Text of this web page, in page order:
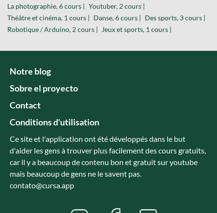
La photographie, 6 cours | Youtuber, 2 cours |
Théâtre et cinéma, 1 cours | Danse, 6 cours | Des sports, 3 cours |
Robotique / Arduino, 2 cours |
Jeux et sports, 1 cours |
Notre blog
Sobre el proyecto
Contact
Conditions d'utilisation
Ce site et l'application ont été développés dans le but
d'aider les gens à trouver plus facilement des cours gratuits,
car il y a beaucoup de contenu bon et gratuit sur youtube
mais beaucoup de gens ne le savent pas.
contato@cursa.app